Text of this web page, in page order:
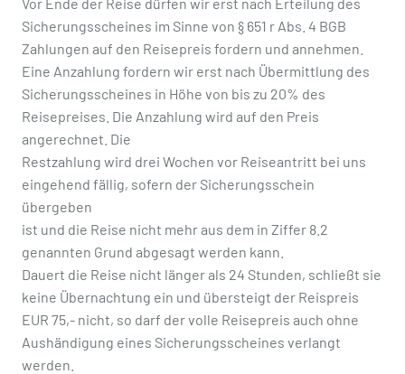
Sicherungsscheines im Sinne von § 651 r Abs. 4 BGB
Zahlungen auf den Reisepreis fordern und annehmen.
Eine Anzahlung fordern wir erst nach Übermittlung des
Sicherungsscheines in Höhe von bis zu 20% des
Reisepreises. Die Anzahlung wird auf den Preis
angerechnet. Die
Restzahlung wird drei Wochen vor Reiseantritt bei uns
eingehend fällig, sofern der Sicherungsschein
übergeben
ist und die Reise nicht mehr aus dem in Ziffer 8.2
genannten Grund abgesagt werden kann.
Dauert die Reise nicht länger als 24 Stunden, schließt sie
keine Übernachtung ein und übersteigt der Reispreis
EUR 75,- nicht, so darf der volle Reisepreis auch ohne
Aushändigung eines Sicherungsscheines verlangt
werden.